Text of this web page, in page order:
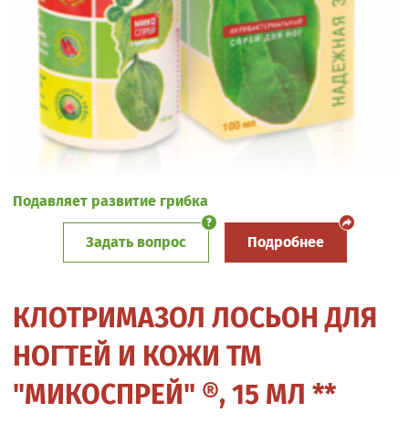
Подавляет развитие грибка
Задать вопрос Подробнее
КЛОТРИМАЗОЛ ЛОСЬОН ДЛЯ
НОГТЕЙ И КОЖИ ТМ
"МИКОСПРЕЙ" ®, 15 МЛ **